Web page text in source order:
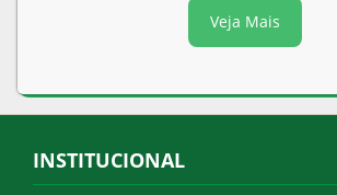
Veja Mais
INSTITUCIONAL